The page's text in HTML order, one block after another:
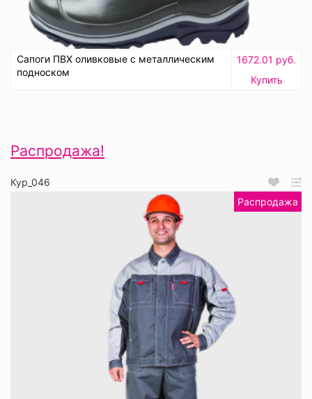
Сапоги ПВХ оливковые с металлическим
подноском
1672.01 руб.
Купить
Распродажа!
Кур_046
Распродажа